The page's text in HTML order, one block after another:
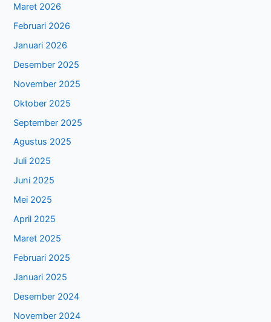
Maret 2026
Februari 2026
Januari 2026
Desember 2025
November 2025
Oktober 2025
September 2025
Agustus 2025
Juli 2025
Juni 2025
Mei 2025
April 2025
Maret 2025
Februari 2025
Januari 2025
Desember 2024
November 2024